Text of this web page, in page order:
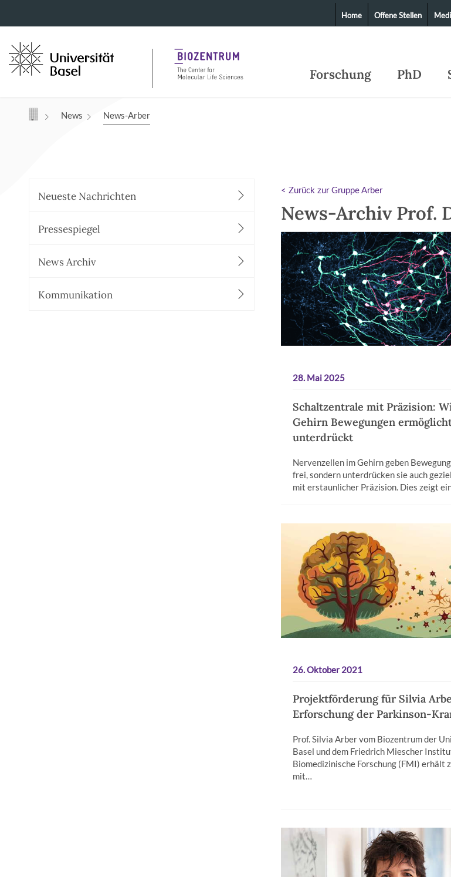
Navigation mit Access Keys Forschung PhD
Home Offene Stellen
News News-Arber
Neueste Nachrichten
Pressespiegel
News Archiv
Kommunikation
< Zurück zur Gruppe Arber
News-Archiv Prof.
28. Mai 2025
Schaltzentrale mit Präzision:
Gehirn Bewegungen
unterdrückt
Nervenzellen im Gehirn geben
frei, sondern unterdrücken sie auch
mit erstaunlicher Präzision. Dies zeigt
26. Oktober 2021
Projektförderung für Silvia
Erforschung der Parkinson-
Prof. Silvia Arber vom Biozentrum der
Basel und dem Friedrich Miescher
Biomedizinische Forschung (FMI) erhält
mit…